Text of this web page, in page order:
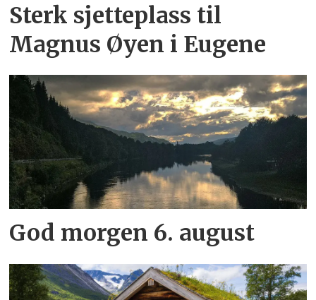
Sterk sjetteplass til
Magnus Øyen i Eugene
God morgen 6. august